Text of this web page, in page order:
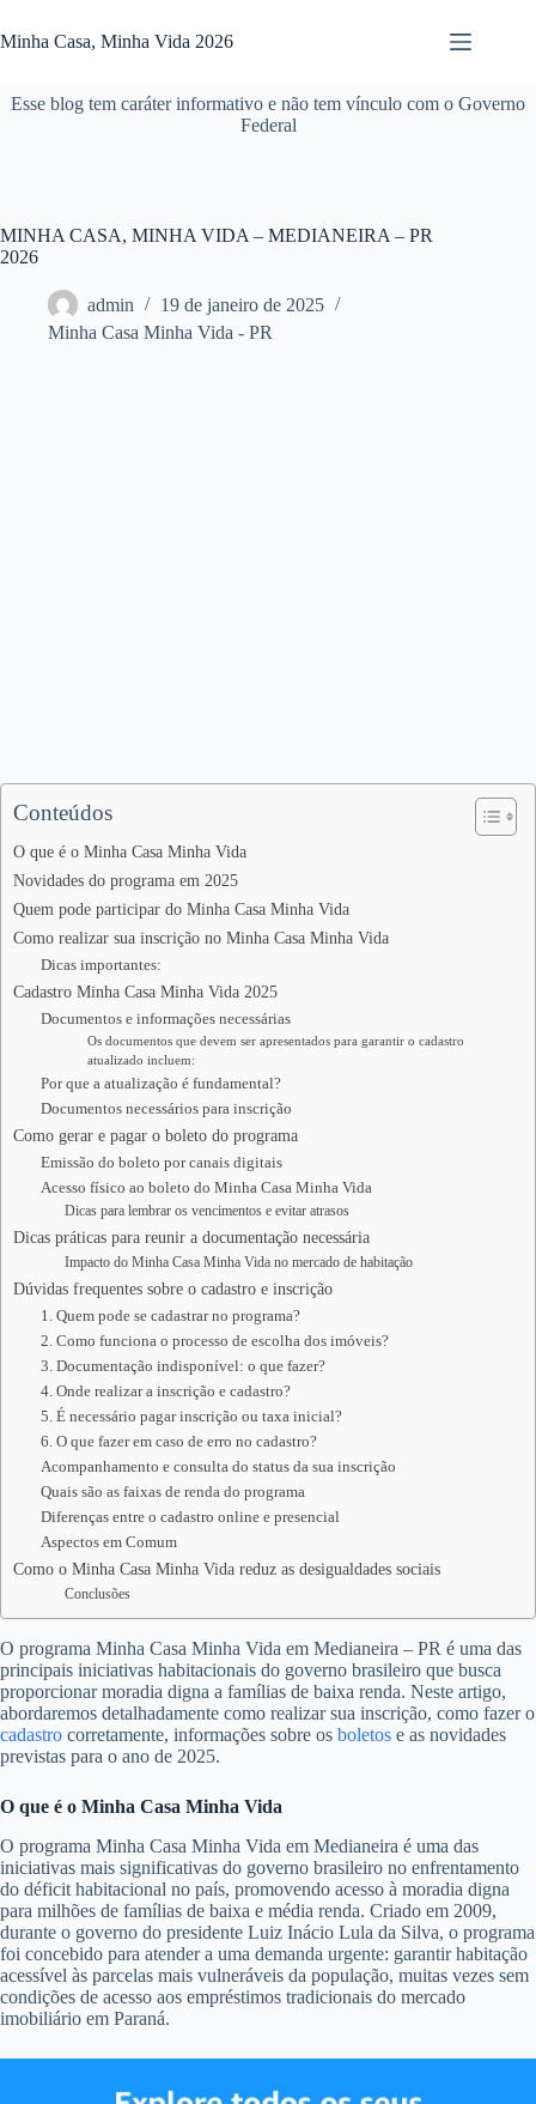
para
o
Minha Casa, Minha Vida 2026
Esse blog tem caráter informativo e não tem vínculo com o Governo
Federal
MINHA CASA, MINHA VIDA – MEDIANEIRA – PR
2026
admin
19 de janeiro de 2025
Minha Casa Minha Vida - PR
Conteúdos
O que é o Minha Casa Minha Vida
Novidades do programa em 2025
Quem pode participar do Minha Casa Minha Vida
Como realizar sua inscrição no Minha Casa Minha Vida
Dicas importantes:
Cadastro Minha Casa Minha Vida 2025
Documentos e informações necessárias
Os documentos que devem ser apresentados para garantir o cadastro
atualizado incluem:
Por que a atualização é fundamental?
Documentos necessários para inscrição
Como gerar e pagar o boleto do programa
Emissão do boleto por canais digitais
Acesso físico ao boleto do Minha Casa Minha Vida
Dicas para lembrar os vencimentos e evitar atrasos
Dicas práticas para reunir a documentação necessária
Impacto do Minha Casa Minha Vida no mercado de habitação
Dúvidas frequentes sobre o cadastro e inscrição
1. Quem pode se cadastrar no programa?
2. Como funciona o processo de escolha dos imóveis?
3. Documentação indisponível: o que fazer?
4. Onde realizar a inscrição e cadastro?
5. É necessário pagar inscrição ou taxa inicial?
6. O que fazer em caso de erro no cadastro?
Acompanhamento e consulta do status da sua inscrição
Quais são as faixas de renda do programa
Diferenças entre o cadastro online e presencial
Aspectos em Comum
Como o Minha Casa Minha Vida reduz as desigualdades sociais
Conclusões
O programa Minha Casa Minha Vida em Medianeira – PR é uma das
principais iniciativas habitacionais do governo brasileiro que busca
proporcionar moradia digna a famílias de baixa renda. Neste artigo,
abordaremos detalhadamente como realizar sua inscrição, como fazer o
cadastro corretamente, informações sobre os boletos e as novidades
previstas para o ano de 2025.
O que é o Minha Casa Minha Vida
O programa Minha Casa Minha Vida em Medianeira é uma das
iniciativas mais significativas do governo brasileiro no enfrentamento
do déficit habitacional no país, promovendo acesso à moradia digna
para milhões de famílias de baixa e média renda. Criado em 2009,
durante o governo do presidente Luiz Inácio Lula da Silva, o programa
foi concebido para atender a uma demanda urgente: garantir habitação
acessível às parcelas mais vulneráveis da população, muitas vezes sem
condições de acesso aos empréstimos tradicionais do mercado
imobiliário em Paraná.